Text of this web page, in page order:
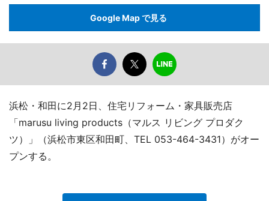
Google Map で見る
浜松・和田に2月2日、住宅リフォーム・家具販売店
「marusu living products（マルス リビング プロダク
ツ）」（浜松市東区和田町、TEL 053-464-3431）がオー
プンする。